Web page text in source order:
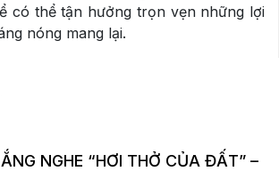
có thể tận hưởng trọn vẹn những lợi
nóng mang lại.
NGHE “HƠI THỞ CỦA ĐẤT” –